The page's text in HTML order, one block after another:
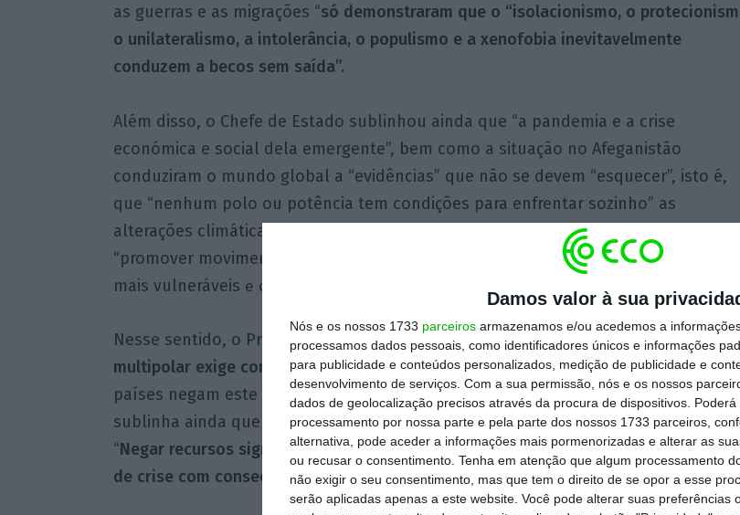
Damos valor à sua
Nós e os nossos 1733 parceiros armazenamos e/ou acedemos a
processamos dados pessoais, como identificadores únicos e informações
para publicidade e conteúdos personalizados, medição de publicidade e
desenvolvimento de serviços. Com a sua permissão, nós e os nossos
dados de geolocalização precisos através da procura de dispositivos.
processamento por nossa parte e pela parte dos nossos 1733 parceiros,
alternativa, pode aceder a informações mais pormenorizadas e alterar as
ou recusar o consentimento. Tenha em atenção que algum processamento
não exigir o seu consentimento, mas que tem o direito de se opor a esse
serão aplicadas apenas a este website. Você pode alterar suas preferências
as guerras e as migrações “só demonstraram que o “isolacionismo, o
o unilateralismo, a intolerância, o populismo e a xenofobia inevitavelmente
conduzem a becos sem saída”.
Além disso, o Chefe de Estado sublinhou ainda que “a pandemia e a crise
económica e social dela emergente”, bem como a situação no Afeganistão
conduziram o mundo global a “evidências” que não se devem “esquecer”, isto é,
que “nenhum polo ou potência tem condições para enfrentar sozinho” as
alterações climáticas, pandemias, crises económicas e sociais, terrorismo e ainda
“promover movimentos de população ordenados e seguros”, bem como proteger
mais vulneráveis e os direitos humanos.
Nesse sentido, o Presidente da República lembra que“a governação de um
multipolar exige compromisso” e um consenso entre as naçõese que sempre que
países negam este multilateralismo “falhamos”. Por fim, Marcelo Rebelo de
sublinha ainda que estes compromissos exigem também recursos financeiros.
“Negar recursos significa, na prática, enfraquecer o multilateralismo e criar
de crise com consequências para todos”, elencou.